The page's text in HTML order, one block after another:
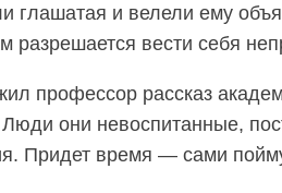
глашатая и велели ему
разрешается вести себя
профессор рассказ
они невоспитанные,
Придет время — сами